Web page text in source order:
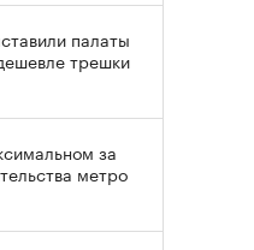
палаты
трешки
за
метро